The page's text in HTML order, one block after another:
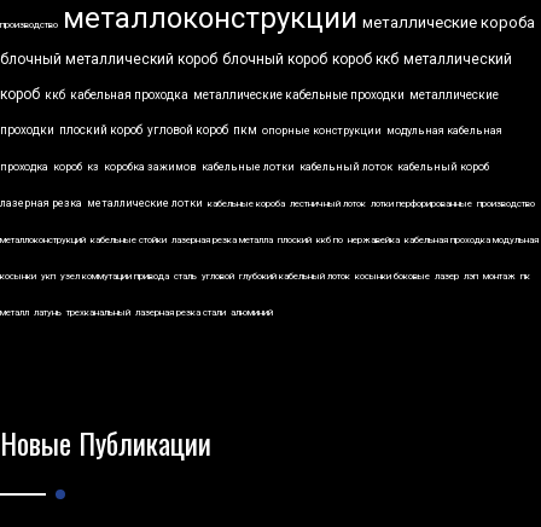
производство металлоконструкции металлические короба
блочный металлический короб блочный короб короб ккб металлический
короб ккб кабельная проходка металлические кабельные проходки металлические
проходки плоский короб угловой короб пкм опорные конструкции модульная кабельная
проходка короб кз коробка зажимов кабельные лотки кабельный лоток кабельный короб
лазерная резка металлические лотки кабельные короба лестничный лоток лотки перфорированные производство
металлоконструкций кабельные стойки лазерная резка металла плоский ккб по нержавейка кабельная проходка модульная
косынки укп узел коммутации привода сталь угловой глубокий кабельный лоток косынки боковые лазер лэп монтаж пк
металл латунь трехканальный лазерная резка стали алюминий
Новые Публикации